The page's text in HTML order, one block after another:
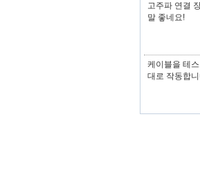
고주파 연결
말 좋네요!
케이블을 테
대로 작동합